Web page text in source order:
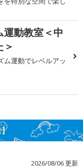
運動教室＜中
ム運動でレベルアッ
2026/08/06 更新